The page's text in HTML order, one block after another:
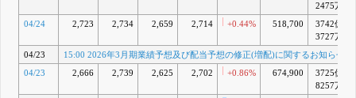
2475万
04/24
2,723 2,734 2,659 2,714 +0.44% 518,700
3742億
3727万
04/23
15:00 2026年3月期業績予想及び配当予想の修正(増配)に関するお知らせ
04/23
2,666 2,739 2,625 2,702 +0.86% 674,900
3725億
8257万